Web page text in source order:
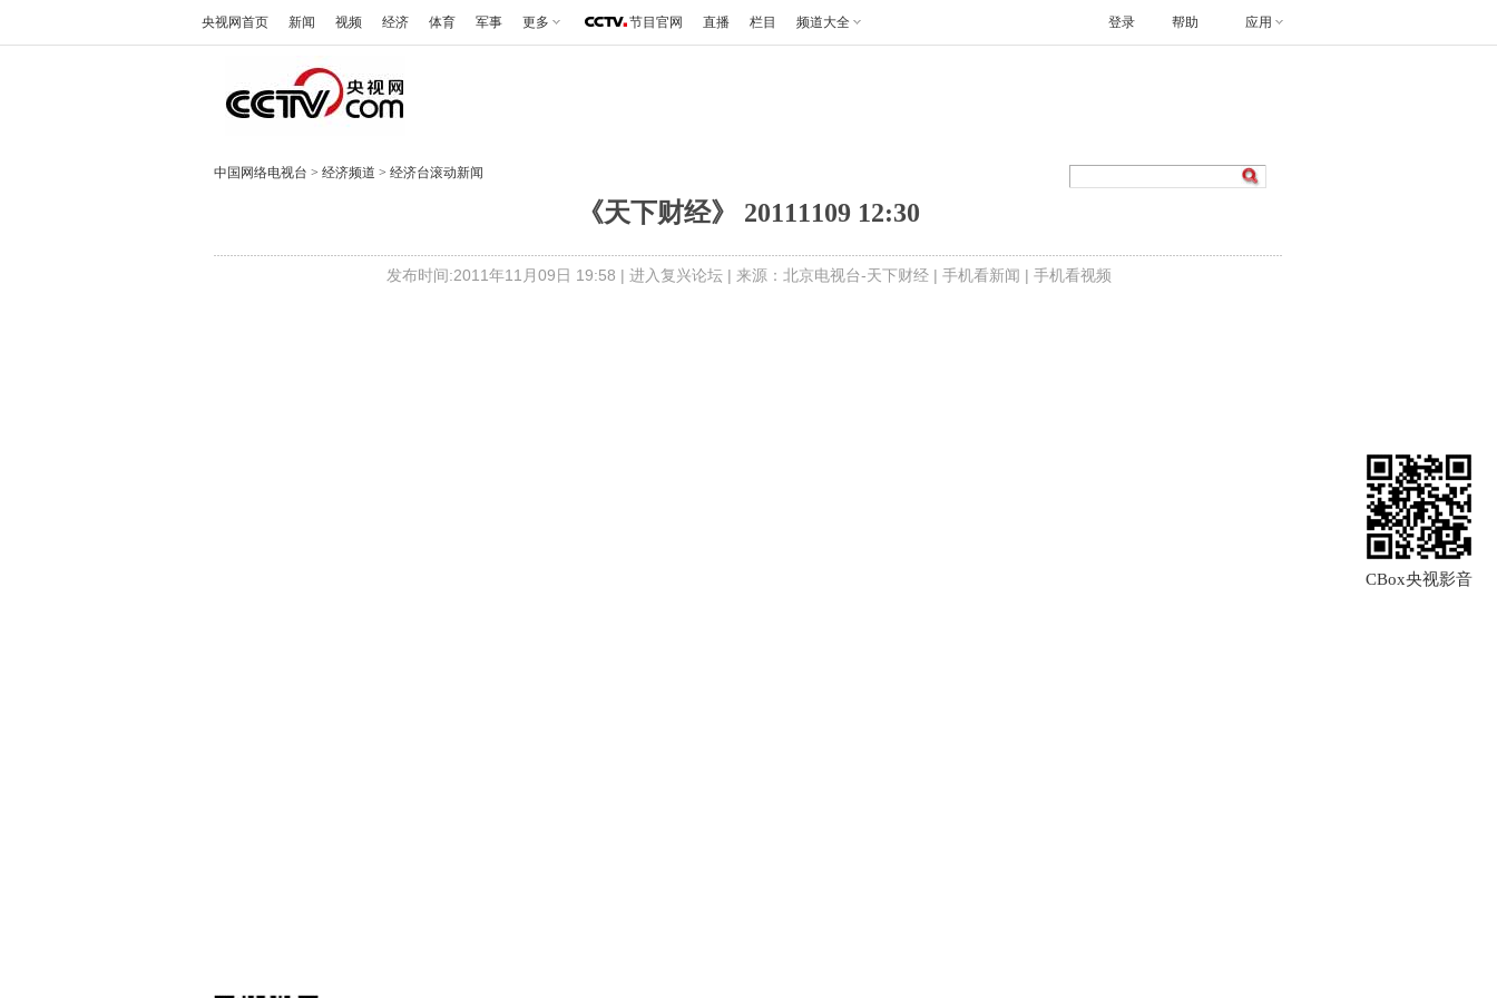
央视网首页 新闻 视频 经济 体育 军事 更多 节目官网 直播 栏目 频道大全 帮助 应用
登录
中国网络电视台 > 经济频道 > 经济台滚动新闻
《天下财经》 20111109 12:30
发布时间:2011年11月09日 19:58 | 进入复兴论坛| 来源：北京电视台-天下财经 | 手机看新闻 | 手机看视频
CBox央视影音